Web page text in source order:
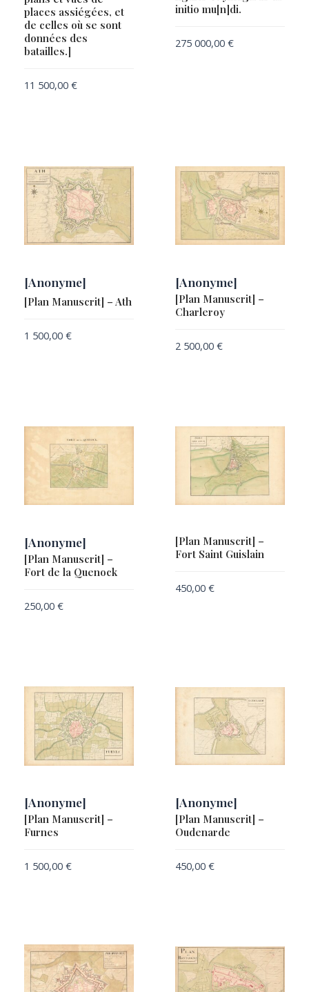
places assiégées, et
de celles où se sont
données des
batailles.]
11 500,00 €
initio mu[n]di.
275 000,00 €
[Anonyme]
[Plan Manuscrit] – Ath
1 500,00 €
[Anonyme]
[Plan Manuscrit] –
Charleroy
2 500,00 €
[Anonyme]
[Plan Manuscrit] –
Fort de la Quenock
250,00 €
[Plan Manuscrit] –
Fort Saint Guislain
450,00 €
[Anonyme]
[Plan Manuscrit] –
Furnes
1 500,00 €
[Anonyme]
[Plan Manuscrit] –
Oudenarde
450,00 €